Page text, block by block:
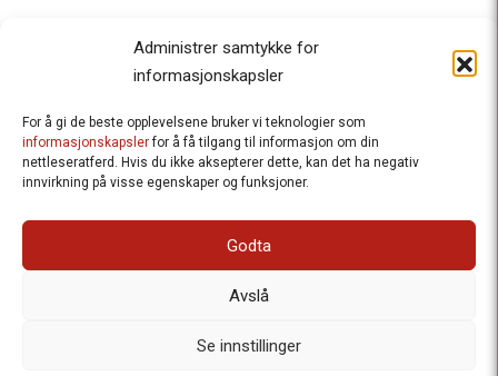
Administrer samtykke for
informasjonskapsler
For å gi de beste opplevelsene bruker vi teknologier som
informasjonskapslerfor å få tilgang til informasjon om din
nettleseratferd. Hvis du ikke aksepterer dette, kan det ha negativ
innvirkning på visse egenskaper og funksjoner.
Godta
Avslå
Se innstillinger
Besteforeldrenes klimaaksjon
Ansvarlig redaktør
: Halfdan Wiik |
: Postboks 1231 Vika, 0110 Oslo.
Organisasjonsnummer